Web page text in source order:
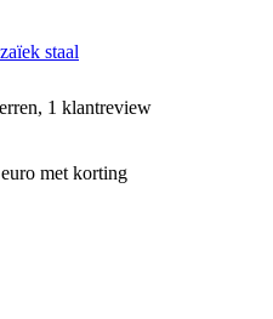
staal
1 klantreview
met korting